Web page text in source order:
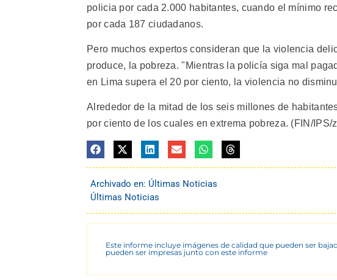
policia por cada 2.000 habitantes, cuando el mínimo
por cada 187 ciudadanos.
Pero muchos expertos consideran que la violencia
produce, la pobreza. "Mientras la policía siga mal
en Lima supera el 20 por ciento, la violencia no
Alrededor de la mitad de los seis millones de
por ciento de los cuales en extrema pobreza. (FIN/IPS/
Archivado en: Últimas Noticias
Últimas Noticias
Este informe incluye imágenes de calidad que pueden ser
pueden ser impresas junto con este informe